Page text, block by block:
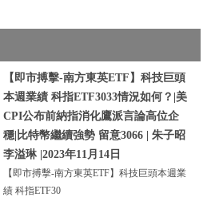
【即市搏擊-南方東英ETF】科技巨頭
本週業績 科指ETF3033情況如何？|美
CPI公布前納指消化鷹派言論高位企
穩|比特幣繼續強勢 留意3066 | 朱子昭
李溢琳 |2023年11月14日
【即市搏擊-南方東英ETF】科技巨頭本週業
績 科指ETF30